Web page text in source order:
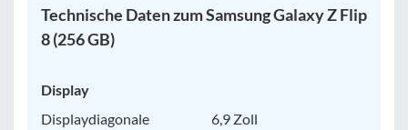
Technische Daten zum Samsung Galaxy Z Flip
8 (256 GB)
Display
Displaydiagonale
6,9 Zoll